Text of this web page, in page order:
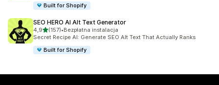
Built for Shopify
SEO HERO AI Alt Text Generator
4,9na 5 gwiazdek
(157)
Łączna liczba recenzji: 157
•Bezpłatna instalacja
Secret Recipe AI: Generate SEO Alt Text That Actually Ranks
Built for Shopify